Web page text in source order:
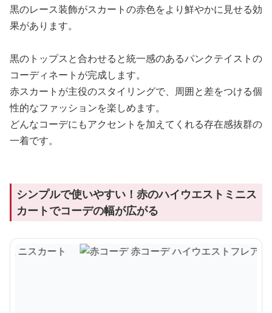
黒のレース装飾がスカートの赤色をより鮮やかに見せる効
果があります。
黒のトップスと合わせると統一感のあるパンクテイストの
コーディネートが完成します。
赤スカートが主役のスタイリングで、周囲と差をつける個
性的なファッションを楽しめます。
どんなコーデにもアクセントを加えてくれる存在感抜群の
一着です。
シンプルで使いやすい！赤のハイウエストミニス
カートでコーデの幅が広がる